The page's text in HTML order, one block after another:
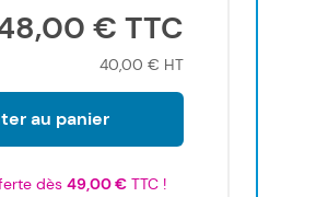
€
40,00 €
au panier
dès 49,00 € TTC !